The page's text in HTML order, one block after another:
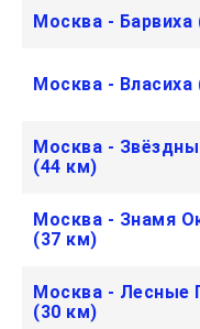
Москва - Барвиха
Москва - Власиха
Москва -
(44 км)
Москва - Знамя
(37 км)
Москва - Лесные
(30 км)